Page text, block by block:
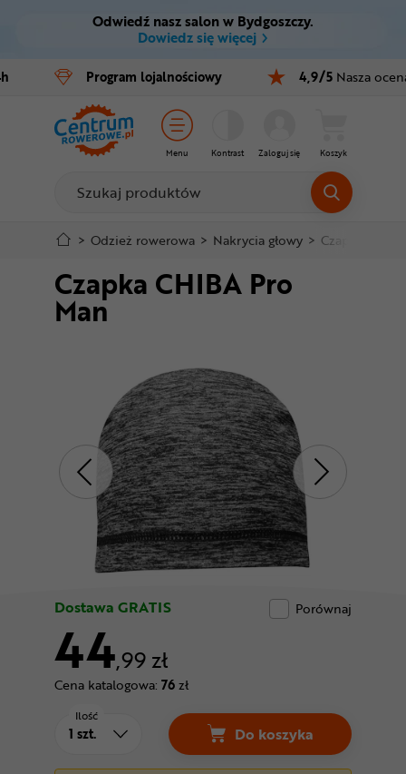
Ctrl M
Menu główne
Informacje o produkcie
Do koszyka
Szczegółowe informacje
Stopka
Odwiedź nasz salon w Bydgoszczy.
Dowiedz się więcej
Program lojalnościowy 4,9/5 Nasza
Menu Kontrast Zaloguj się Koszyk
Rowery
E-bike
Części
Akcesoria
Odzież
Kaski
Buty
Odżywki
Nowości
Superoferta
> Odzież rowerowa > Nakrycia głowy > Czapki
Czapka CHIBA Pro
Man
Dostawa GRATIS Porównaj
44,99 zł
Cena katalogowa: 76zł
Ilość
Do koszyka
Czapka CHIBA Pro